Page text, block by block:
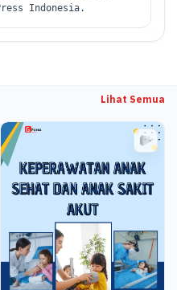
Indonesia.
Lihat Semua